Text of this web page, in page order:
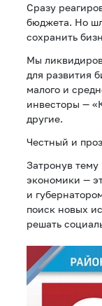
Сразу
бюджета. Но
сохранить
Мы
для развития
малого и
инвесторы —
другие.
Честный и
Затронув
экономики —
и
поиск новых
решать